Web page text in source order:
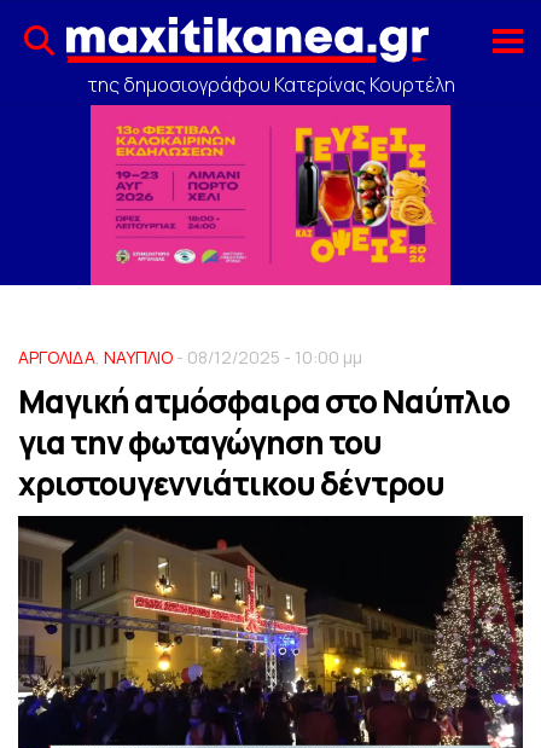
της δημοσιογράφου Κατερίνας Κουρτέλη
ΑΡΓΟΛΙΔΑ, ΝΑΥΠΛΙΟ - 08/12/2025 - 10:00 μμ
Μαγική ατμόσφαιρα στο Ναύπλιο
για την φωταγώγηση του
χριστουγεννιάτικου δέντρου